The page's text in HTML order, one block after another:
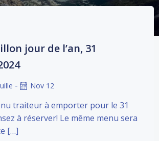
jour de l’an, 31
- Nov 12
traiteur à emporter pour le 31
à réserver! Le même menu sera
[…]